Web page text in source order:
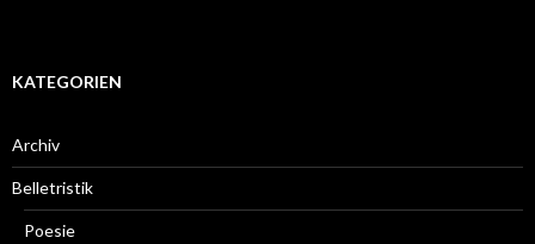
KATEGORIEN
Archiv
Belletristik
Poesie